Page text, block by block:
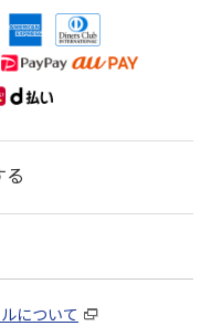
る
について